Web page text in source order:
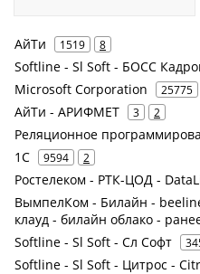
АйТи 1519 8
Softline - Sl Soft - БОСС
Microsoft Corporation 25775
АйТи - АРИФМЕТ 3 2
Реляционное
1С 9594 2
Ростелеком - РТК-ЦОД -
ВымпелКом - Билайн -
клауд - билайн облако -
Softline - Sl Soft - Сл Софт
Softline - Sl Soft - Цитрос -